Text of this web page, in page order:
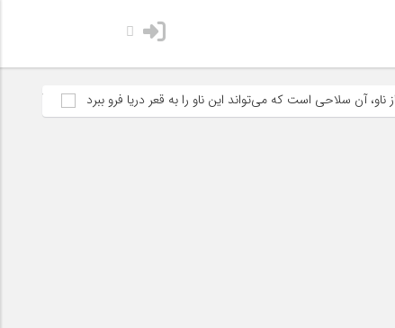
است که می‌تواند این ناو را به قعر دریا فرو ببرد آمریکا می‌خواهد ایران